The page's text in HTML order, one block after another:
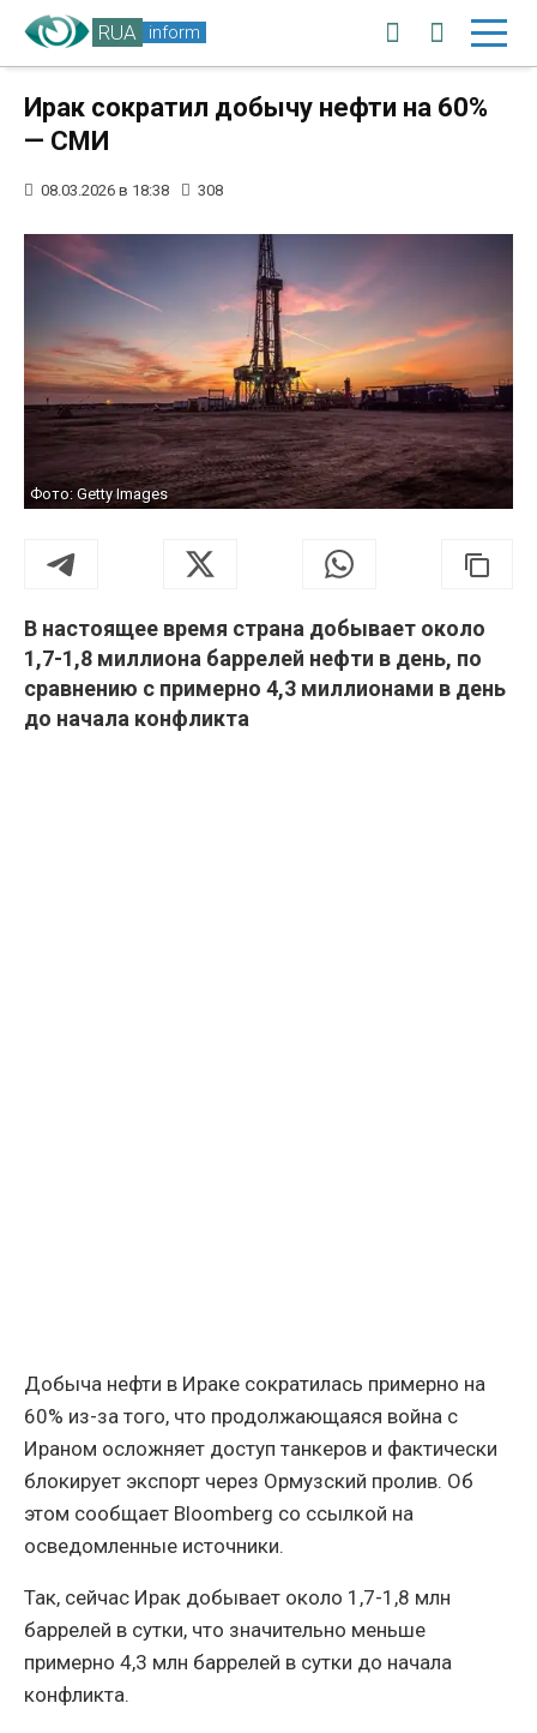
RUA inform
Ирак сократил добычу нефти на 60%
— СМИ
08.03.2026 в 18:38 308
Фото: Getty Images
В настоящее время страна добывает около
1,7-1,8 миллиона баррелей нефти в день, по
сравнению с примерно 4,3 миллионами в день
до начала конфликта
Добыча нефти в Ираке сократилась примерно на
60% из-за того, что продолжающаяся война с
Ираном осложняет доступ танкеров и фактически
блокирует экспорт через Ормузский пролив. Об
этом сообщает Bloomberg со ссылкой на
осведомленные источники.
Так, сейчас Ирак добывает около 1,7-1,8 млн
баррелей в сутки, что значительно меньше
примерно 4,3 млн баррелей в сутки до начала
конфликта.